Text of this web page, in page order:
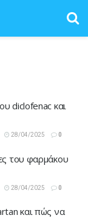
diclofenac και
28/04/2025 0
του φαρμάκου
28/04/2025 0
και πώς να